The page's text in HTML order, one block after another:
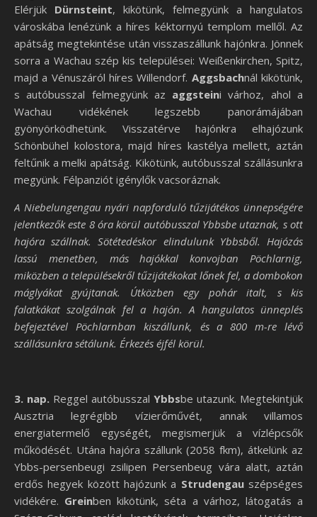
Elérjük Dürnsteint, kikötünk, felmegyünk a hangulatos
városkába lenézünk a híres kéktornyú templom mellől. Az
apátság megtekintése után visszaszállunk hajónkra. Jönnek
sorra a Wachau szép kis települései: Weißenkirchen, Spitz,
majd a Vénuszáról híres Willendorf. Aggsbachnál kikötünk,
s autóbusszal felmegyünk az aggsteini várhoz, ahol a
Wachau vidékének legszebb panorámájában
gyönyörködhetünk. Visszatérve hajónkra elhajózunk
Schönbühel kolostora, majd híres kastélya mellett, aztán
feltűnik a melki apátság. Kikötünk, autóbusszal szállásunkra
megyünk. Félpanziót igénylők vacsoráznak.
A Niebelungengau nyári napforduló tűzijátékos ünnepségére
jelentkezők este 8 óra körül autóbusszal Ybbsbe utaznak, s ott
hajóra szállnak. Sötétedéskor elindulunk Ybbsből. Hajózás
lassú menetben, más hajókkal konvojban Pöchlarnig,
miközben a településekről tűzijátékokat lőnek fel, a dombokon
máglyákat gyújtanak. Útközben egy pohár italt, s kis
falatkákat szolgálnak fel a hajón. A hangulatos ünneplés
befejeztével Pöchlarnban kiszállunk, és a 800 m-re lévő
szállásunkra sétálunk. Érkezés éjfél körül.
3. nap. Reggel autóbusszal Ybbsbe utazunk. Megtekintjük
Ausztria legrégibb vízierőművét, annak villamos
energiatermelő egységét, megismerjük a vízlépcsők
működését. Utána hajóra szállunk (2058 fkm), átkelünk az
Ybbs-persenbeugi zsilipen Persenbeug vára alatt, aztán
erdős hegyek között hajózunk a Strudengauszépséges
vidékére. Greinben kikötünk, séta a várhoz, látogatás a